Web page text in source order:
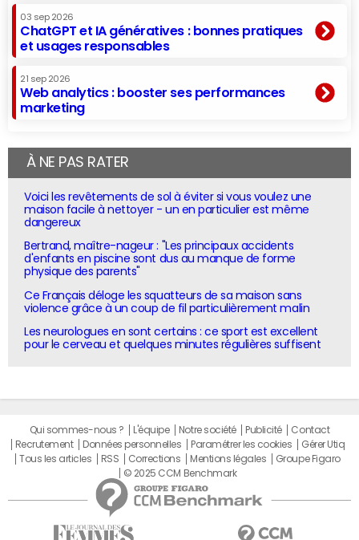
03 sep 2026
ChatGPT et IA génératives : bonnes pratiques
et usages responsables
21 sep 2026
Web analytics : booster ses performances
marketing
À NE PAS RATER
Voici les revêtements de sol à éviter si vous voulez une
maison facile à nettoyer - un en particulier est même
dangereux
Bertrand, maître-nageur : "Les principaux accidents
d'enfants en piscine sont dus au manque de forme
physique des parents"
Ce Français déloge les squatteurs de sa maison sans
violence grâce à un coup de fil particulièrement malin
Les neurologues en sont certains : ce sport est excellent
pour le cerveau et quelques minutes régulières suffisent
Qui sommes-nous ? L'équipe Notre société Publicité
Contact
Recrutement
Données personnelles Paramétrer les cookies
Gérer Utiq
Tous les articles
RSS Corrections Mentions légales
Groupe Figaro
© 2025 CCM Benchmark